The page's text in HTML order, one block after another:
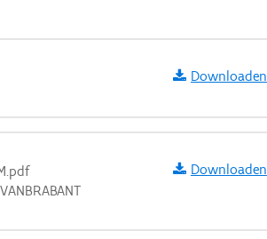
Downloaden
Downloaden